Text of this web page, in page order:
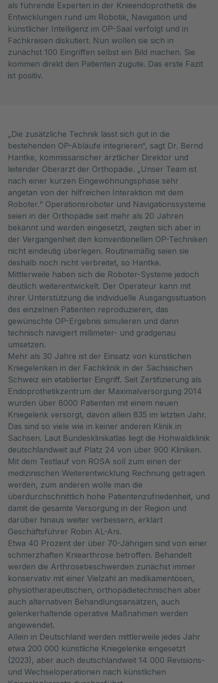
als führende Experten in der Knieendoprothetik die
Entwicklungen rund um Robotik, Navigation und
künstlicher Intelligenz im OP-Saal verfolgt und in
Fachkreisen diskutiert. Nun wollen sie sich in
zunächst 100 Eingriffen selbst ein Bild machen. Sie
kommen direkt den Patienten zugute. Das erste Fazit
ist positiv.
„Die zusätzliche Technik lässt sich gut in die
bestehenden OP-Abläufe integrieren“, sagt Dr. Bernd
Hantke, kommissarischer ärztlicher Direktor und
leitender Oberarzt der Orthopädie. „Unser Team ist
nach einer kurzen Eingewöhnungsphase sehr
angetan von der hilfreichen Interaktion mit dem
Roboter.“ Operationsroboter und Navigationssysteme
seien in der Orthopädie seit mehr als 20 Jahren
bekannt und werden eingesetzt, zeigten sich aber in
der Vergangenheit den konventionellen OP-Techniken
nicht eindeutig überlegen. Routinemäßig seien sie
deshalb noch nicht verbreitet, so Hantke.
Mittlerweile haben sich die Roboter-Systeme jedoch
deutlich weiterentwickelt. Der Operateur kann mit
ihrer Unterstützung die individuelle Ausgangssituation
des einzelnen Patienten reproduzieren, das
gewünschte OP-Ergebnis simulieren und dann
technisch navigiert millimeter- und gradgenau
umsetzen.
Mehr als 30 Jahre ist der Einsatz von künstlichen
Kniegelenken in der Fachklinik in der Sächsischen
Schweiz ein etablierter Eingriff. Seit Zertifizierung als
Endoprothetikzentrum der Maximalversorgung 2014
wurden über 8000 Patienten mit einem neuen
Kniegelenk versorgt, davon allein 835 im letzten Jahr.
Das sind so viele wie in keiner anderen Klinik in
Sachsen. Laut Bundesklinikatlas liegt die Hohwaldklinik
deutschlandweit auf Platz 24 von über 900 Kliniken.
Mit dem Testlauf von ROSA soll zum einen der
medizinischen Weiterentwicklung Rechnung getragen
werden, zum anderen wolle man die
überdurchschnittlich hohe Patientenzufriedenheit, und
damit die gesamte Versorgung in der Region und
darüber hinaus weiter verbessern, erklärt
Geschäftsführer Robin AL-Ani.
Etwa 40 Prozent der über 70-Jährigen sind von einer
schmerzhaften Kniearthrose betroffen. Behandelt
werden die Arthrosebeschwerden zunächst immer
konservativ mit einer Vielzahl an medikamentösen,
physiotherapeutischen, orthopädietechnischen aber
auch alternativen Behandlungsansätzen, auch
gelenkerhaltende operative Maßnahmen werden
angewendet.
Allein in Deutschland werden mittlerweile jedes Jahr
etwa 200 000 künstliche Kniegelenke eingesetzt
(2023), aber auch deutschlandweit 14 000 Revisions-
und Wechseloperationen nach künstlichen